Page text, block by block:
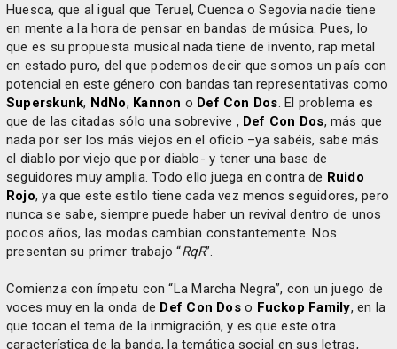
Huesca, que al igual que Teruel, Cuenca o Segovia nadie tiene
en mente a la hora de pensar en bandas de música. Pues, lo
que es su propuesta musical nada tiene de invento, rap metal
en estado puro, del que podemos decir que somos un país con
potencial en este género con bandas tan representativas como
Superskunk, NdNo, Kannon o Def Con Dos. El problema es
que de las citadas sólo una sobrevive , Def Con Dos, más que
nada por ser los más viejos en el oficio –ya sabéis, sabe más
el diablo por viejo que por diablo- y tener una base de
seguidores muy amplia. Todo ello juega en contra de Ruido
Rojo, ya que este estilo tiene cada vez menos seguidores, pero
nunca se sabe, siempre puede haber un revival dentro de unos
pocos años, las modas cambian constantemente. Nos
presentan su primer trabajo “RqR”.
Comienza con ímpetu con “La Marcha Negra”, con un juego de
voces muy en la onda de Def Con Doso Fuckop Family, en la
que tocan el tema de la inmigración, y es que este otra
característica de la banda, la temática social en sus letras,